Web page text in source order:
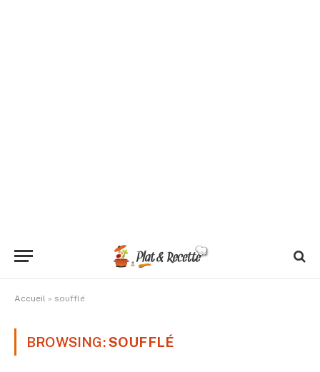
Accueil » soufflé
BROWSING:SOUFFLÉ